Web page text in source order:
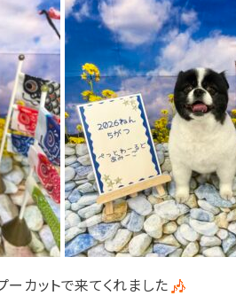
ーカットで来てくれました